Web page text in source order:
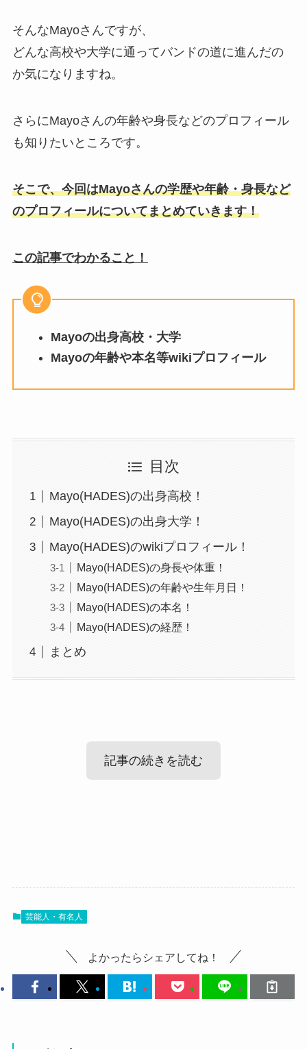
そんなMayoさんですが、
どんな高校や大学に通ってバンドの道に進んだの
か気になりますね。
さらにMayoさんの年齢や身長などのプロフィール
も知りたいところです。
そこで、今回はMayoさんの学歴や年齢・身長など
のプロフィールについてまとめていきます！
この記事でわかること！
Mayoの出身高校・大学
Mayoの年齢や本名等wikiプロフィール
目次
Mayo(HADES)の出身高校！
Mayo(HADES)の出身大学！
Mayo(HADES)のwikiプロフィール！
Mayo(HADES)の身長や体重！
Mayo(HADES)の年齢や生年月日！
Mayo(HADES)の本名！
Mayo(HADES)の経歴！
まとめ
記事の続きを読む
宇都宮南高校でした！
Facebook
栃木県立宇都宮南高校は
う！
名前：Mayo
本名：おおもり まよ
芸能人・有名人
よかったらシェアしてね！